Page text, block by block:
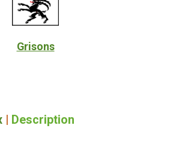
Grisons
Description